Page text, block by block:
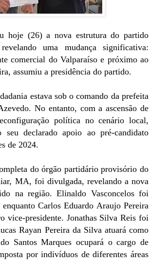
hoje (26) a nova estrutura do partido
uma mudança significativa:
comercial do Valparaíso e próximo ao
assumiu a presidência do partido.
estava sob o comando da prefeita
No entanto, com a ascensão de
política no cenário local,
seu declarado apoio ao pré-candidato
de 2024.
do órgão partidário provisório do
MA, foi divulgada, revelando a nova
na região. Elinaldo Vasconcelos foi
Carlos Eduardo Araujo Pereira
vice-presidente. Jonathas Silva Reis foi
Rayan Pereira da Silva atuará como
Santos Marques ocupará o cargo de
por indivíduos de diferentes áreas